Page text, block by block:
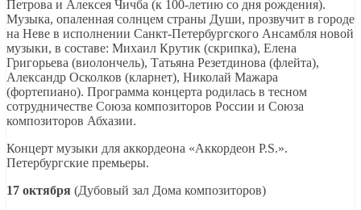
Петрова и Алексея Чичба (к 100-летию со дня рождения).
Музыка, опаленная солнцем страны Души, прозвучит в городе
на Неве в исполнении Санкт-Петербургского Ансамбля новой
музыки, в составе: Михаил Крутик (скрипка), Елена
Григорьева (виолончель), Татьяна Резетдинова (флейта),
Александр Осколков (кларнет), Николай Мажара
(фортепиано). Программа концерта родилась в тесном
сотрудничестве Союза композиторов России и Союза
композиторов Абхазии.
Концерт музыки для аккордеона «Аккордеон P.S.».
Петербургские премьеры.
17 октября (Дубовый зал Дома композиторов)